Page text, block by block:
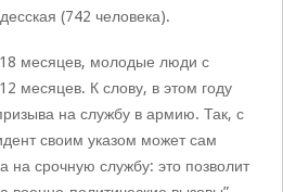
(742 человека).
месяцев, молодые люди с
месяцев. К слову, в этом году
на службу в армию. Так, с
своим указом может сам
на срочную службу: это позволит